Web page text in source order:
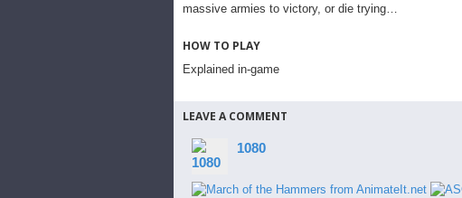
massive armies to victory, or die trying…
HOW TO PLAY
Explained in-game
LEAVE A COMMENT
1080